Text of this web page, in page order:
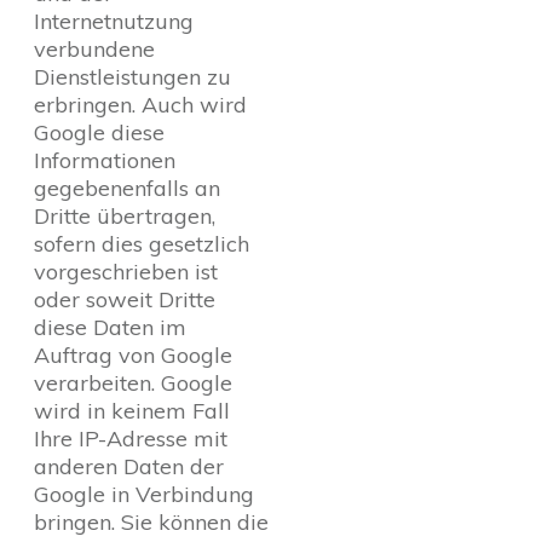
Internetnutzung
verbundene
Dienstleistungen zu
erbringen. Auch wird
Google diese
Informationen
gegebenenfalls an
Dritte übertragen,
sofern dies gesetzlich
vorgeschrieben ist
oder soweit Dritte
diese Daten im
Auftrag von Google
verarbeiten. Google
wird in keinem Fall
Ihre IP-Adresse mit
anderen Daten der
Google in Verbindung
bringen. Sie können die